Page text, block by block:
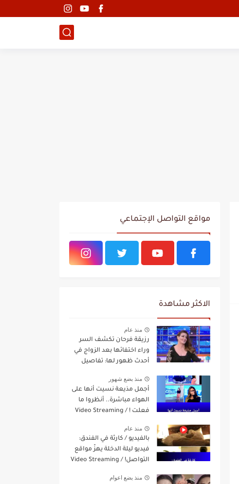
مواقع التواصل الإجتماعي
الاكثر مشاهدة
منذ عام
رزيقة فرحان تكشف السر
وراء اختفائها بعد الزواج في
أحدث ظهور لها: تفاصيل
منذ بضع شهور
أجمل مذيعة نسيت أنها على
الهواء مباشرة.. أنظروا ما
فعلت ! / Video Streaming
منذ عام
بالفيديو / كارثة في الفندق:
فيديو ليلة الدخلة يهزّ مواقع
التواصل! / Video Streaming
منذ بضع اعوام